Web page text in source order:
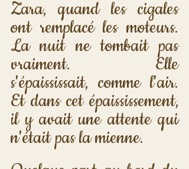
Zara, quand les cigales
ont remplacé les moteurs.
La nuit ne tombait pas
vraiment. Elle
s'épaississait, comme l'air.
Et dans cet épaississement,
il y avait une attente qui
n'était pas la mienne.